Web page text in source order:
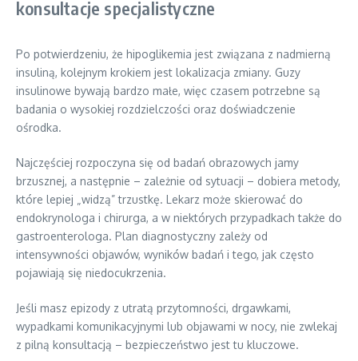
konsultacje specjalistyczne
Po potwierdzeniu, że hipoglikemia jest związana z nadmierną
insuliną, kolejnym krokiem jest lokalizacja zmiany. Guzy
insulinowe bywają bardzo małe, więc czasem potrzebne są
badania o wysokiej rozdzielczości oraz doświadczenie
ośrodka.
Najczęściej rozpoczyna się od badań obrazowych jamy
brzusznej, a następnie – zależnie od sytuacji – dobiera metody,
które lepiej „widzą” trzustkę. Lekarz może skierować do
endokrynologa i chirurga, a w niektórych przypadkach także do
gastroenterologa. Plan diagnostyczny zależy od
intensywności objawów, wyników badań i tego, jak często
pojawiają się niedocukrzenia.
Jeśli masz epizody z utratą przytomności, drgawkami,
wypadkami komunikacyjnymi lub objawami w nocy, nie zwlekaj
z pilną konsultacją – bezpieczeństwo jest tu kluczowe.